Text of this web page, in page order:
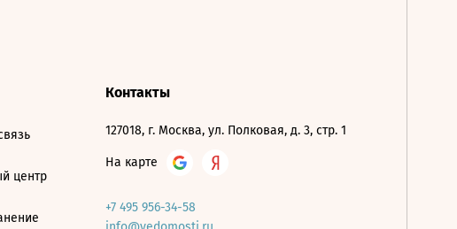
центр
Контакты
127018, г. Москва, ул. Полковая, д. 3, стр. 1
На карте
+7 495 956-34-58